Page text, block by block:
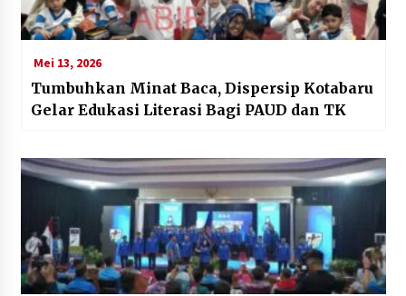
Mei 13, 2026
Tumbuhkan Minat Baca, Dispersip Kotabaru
Gelar Edukasi Literasi Bagi PAUD dan TK